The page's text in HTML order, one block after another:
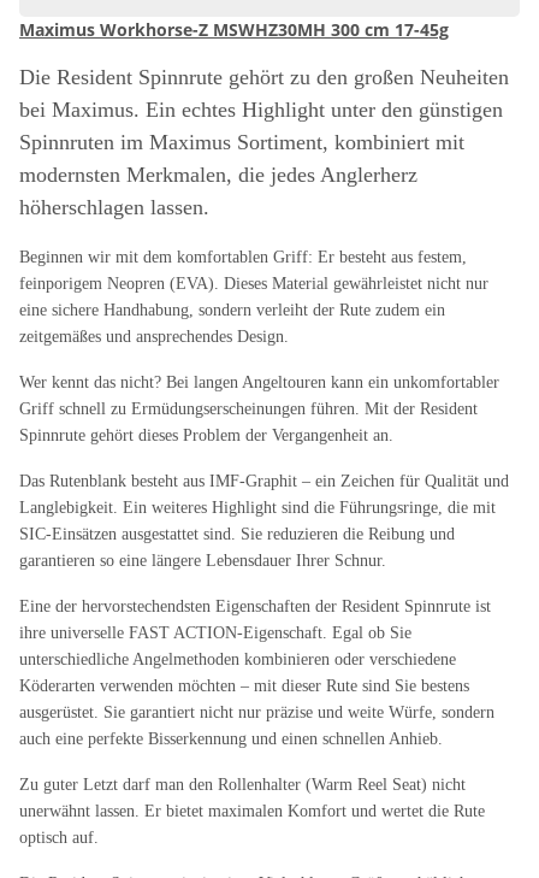
Maximus Workhorse-Z MSWHZ30MH 300 cm 17-45g
Die Resident Spinnrute gehört zu den großen Neuheiten
bei Maximus. Ein echtes Highlight unter den günstigen
Spinnruten im Maximus Sortiment, kombiniert mit
modernsten Merkmalen, die jedes Anglerherz
höherschlagen lassen.
Beginnen wir mit dem komfortablen Griff: Er besteht aus festem,
feinporigem Neopren (EVA). Dieses Material gewährleistet nicht nur
eine sichere Handhabung, sondern verleiht der Rute zudem ein
zeitgemäßes und ansprechendes Design.
Wer kennt das nicht? Bei langen Angeltouren kann ein unkomfortabler
Griff schnell zu Ermüdungserscheinungen führen. Mit der Resident
Spinnrute gehört dieses Problem der Vergangenheit an.
Das Rutenblank besteht aus IMF-Graphit – ein Zeichen für Qualität und
Langlebigkeit. Ein weiteres Highlight sind die Führungsringe, die mit
SIC-Einsätzen ausgestattet sind. Sie reduzieren die Reibung und
garantieren so eine längere Lebensdauer Ihrer Schnur.
Eine der hervorstechendsten Eigenschaften der Resident Spinnrute ist
ihre universelle FAST ACTION-Eigenschaft. Egal ob Sie
unterschiedliche Angelmethoden kombinieren oder verschiedene
Köderarten verwenden möchten – mit dieser Rute sind Sie bestens
ausgerüstet. Sie garantiert nicht nur präzise und weite Würfe, sondern
auch eine perfekte Bisserkennung und einen schnellen Anhieb.
Zu guter Letzt darf man den Rollenhalter (Warm Reel Seat) nicht
unerwähnt lassen. Er bietet maximalen Komfort und wertet die Rute
optisch auf.